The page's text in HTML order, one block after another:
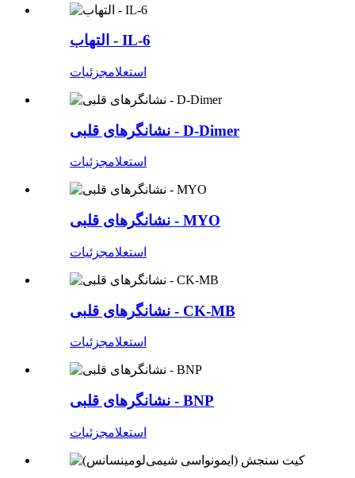
التهاب - IL-6
استعلامجزئیات
نشانگرهای قلبی - D-Dimer
استعلامجزئیات
نشانگرهای قلبی - MYO
استعلامجزئیات
نشانگرهای قلبی - CK-MB
استعلامجزئیات
نشانگرهای قلبی - BNP
استعلامجزئیات